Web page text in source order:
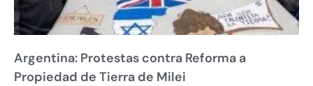
Argentina: Protestas contra Reforma a
Propiedad de Tierra de Milei